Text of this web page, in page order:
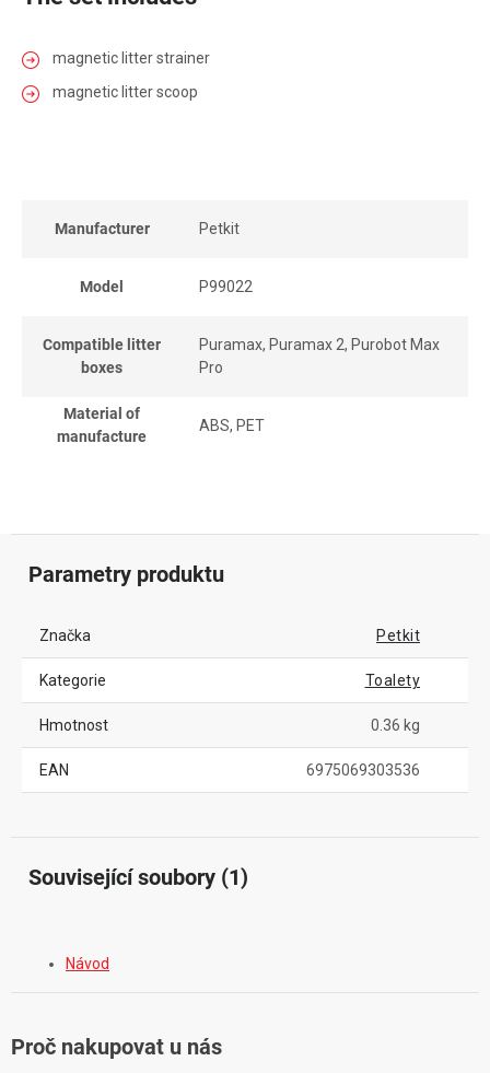
magnetic litter strainer
magnetic litter scoop
Manufacturer Petkit
Model P99022
Compatible litter
boxes
Puramax, Puramax 2, Purobot Max
Pro
Material of
manufacture
ABS, PET
Parametry produktu
Značka Petkit
Kategorie Toalety
Hmotnost 0.36 kg
EAN 6975069303536
Související soubory (1)
Návod
Proč nakupovat u nás